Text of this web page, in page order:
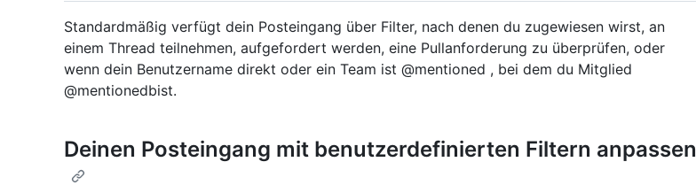
Standardmäßig verfügt dein Posteingang über Filter, nach denen du zugewiesen wirst, an
einem Thread teilnehmen, aufgefordert werden, eine Pullanforderung zu überprüfen, oder
wenn dein Benutzername direkt oder ein Team ist @mentioned , bei dem du Mitglied
@mentionedbist.
Deinen Posteingang mit benutzerdefinierten Filtern anpassen